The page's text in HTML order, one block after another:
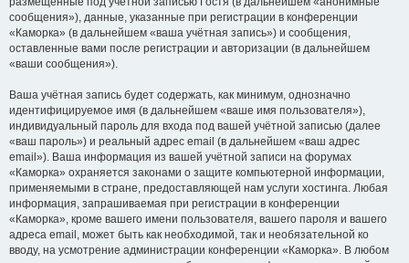
сообщения»), данные, указанные при регистрации в конференции
«Каморка» (в дальнейшем «ваша учётная запись») и сообщения,
оставленные вами после регистрации и авторизации (в дальнейшем
«ваши сообщения»).
Ваша учётная запись будет содержать, как минимум, однозначно
идентифицируемое имя (в дальнейшем «ваше имя пользователя»),
индивидуальный пароль для входа под вашей учётной записью (далее
«ваш пароль») и реальный адрес email (в дальнейшем «ваш адрес
email»). Ваша информация из вашей учётной записи на форумах
«Каморка» охраняется законами о защите компьютерной информации,
применяемыми в стране, предоставляющей нам услуги хостинга. Любая
информация, запрашиваемая при регистрации в конференции
«Каморка», кроме вашего имени пользователя, вашего пароля и вашего
адреса email, может быть как необходимой, так и необязательной ко
вводу, на усмотрение администрации конференции «Каморка». В любом